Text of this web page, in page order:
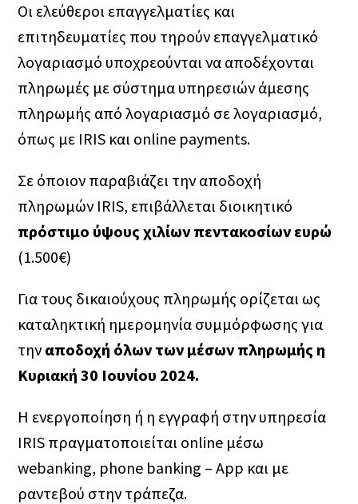
Η ομάδα μας
Πελατολόγιο
Ευκαιρίες καριέρας
Υποστήριξη
Λογιστική & Φορολογική Υποστήριξη Νομικών
οντοτήτων & Φυσικών προσώπων
Υπηρεσίες Αναδιάρθρωσης οφειλών &
Χρηματοοικονομικές Υπηρεσίες
Ανάπτυξη επιχειρήσεων- Υπηρεσίες
Χρηματοδότησης Επενδυτικών Προγραμμάτων
ΕΣΠΑ
ΔΥΠΑ
Πρόγραμμα Αγροτικής Ανάπτυξης
Nέος Αναπτυξιακός Νόμος 4887/22
Δικαιούχοι
Καθεστώτα Ενισχύσεων
Δίκαιη Αναπτυξιακή Μετάβαση
Εναλλακτικός τουρισμός
Ενίσχυση Τουριστικών Επενδύσεων
Επιχειρηματική εξωστρέφεια
Επιχειρηματικότητα 360º
Έρευνα και εφαρμοσμένη καινοτομία
Χρηματοδότηση
Είδη Ενισχύσεων
Ελάχιστος Προϋπολογισμός
Ίδια συμμετοχή
Χάρτης Περιφερειακών Ενισχύσεων
Εθνικό Ταμείο Επιχειρηματικότητας &
Ανάπτυξης ΕΤΕΑΝ
Αναμενόμενα προγράμματα
Νέα & Απόψεις
Εγκρίσεις & Επιτυχίες
Oι ελεύθεροι επαγγελματίες και
επιτηδευματίες που τηρούν επαγγελματικό
λογαριασμό υποχρεούνται να αποδέχονται
πληρωμές με σύστημα υπηρεσιών άμεσης
πληρωμής από λογαριασμό σε λογαριασμό,
όπως με IRIS και online payments.
Σε όποιον παραβιάζει την αποδοχή
πληρωμών IRIS, επιβάλλεται διοικητικό
πρόστιμο ύψους χιλίων πεντακοσίων ευρώ
(1.500€)
Για τους δικαιούχους πληρωμής ορίζεται ως
καταληκτική ημερομηνία συμμόρφωσης για
την αποδοχή όλων των μέσων πληρωμής η
Κυριακή 30 Ιουνίου 2024.
Η ενεργοποίηση ή η εγγραφή στην υπηρεσία
IRIS πραγματοποιείται online μέσω
webanking, phone banking – App και με
ραντεβού στην τράπεζα.